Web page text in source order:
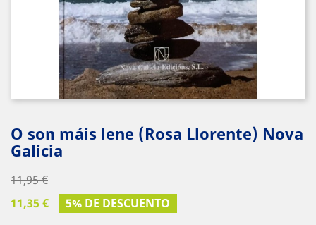
O son máis lene (Rosa Llorente) Nova
Galicia
11,95 €
11,35 €
5% DE DESCUENTO